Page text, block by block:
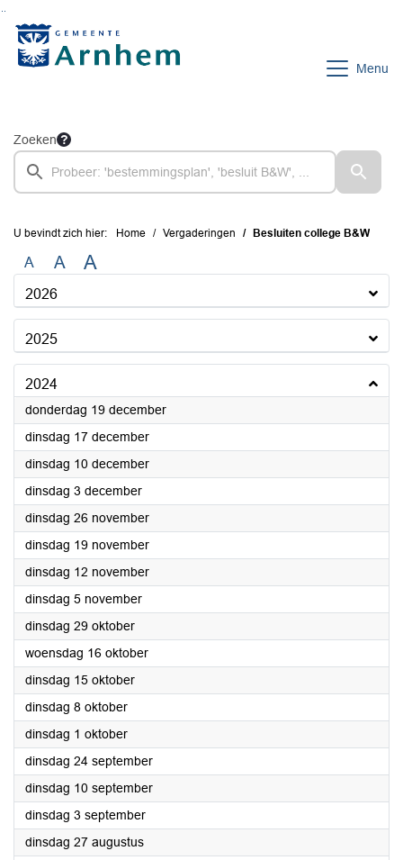
Menu
Zoeken
U bevindt zich hier: Home Vergaderingen Besluiten college B&W
A A A
2026
2025
2024
donderdag 19 december2024
dinsdag 17 december2024
dinsdag 10 december2024
dinsdag 3 december2024
dinsdag 26 november2024
dinsdag 19 november2024
dinsdag 12 november2024
dinsdag 5 november2024
dinsdag 29 oktober2024
woensdag 16 oktober2024
dinsdag 15 oktober2024
dinsdag 8 oktober2024
dinsdag 1 oktober2024
dinsdag 24 september2024
dinsdag 10 september2024
dinsdag 3 september2024
dinsdag 27 augustus2024